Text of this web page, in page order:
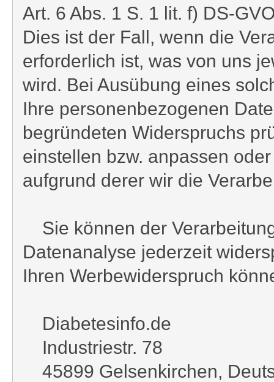
Art. 6 Abs. 1 S. 1 lit. f) DS-
Dies ist der Fall, wenn die
erforderlich ist, was von uns
wird. Bei Ausübung eines
Ihre personenbezogenen
begründeten Widerspruchs
einstellen bzw. anpassen
aufgrund derer wir die
Sie können der
Datenanalyse jederzeit
Ihren Werbewiderspruch
Diabetesinfo.de
Industriestr. 78
45899 Gelsenkirchen,